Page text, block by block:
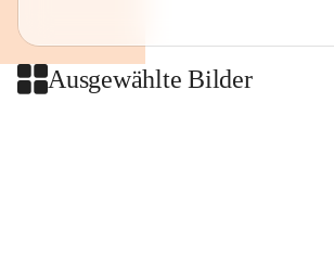
Ausgewählte Bilder